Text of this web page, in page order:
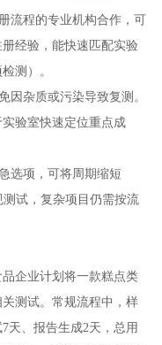
流程的专业机构合作，可
经验，能快速匹配实验
测）。
因杂质或污染导致复测。
验室快速定位重点成
选项，可将周期缩短
试，复杂项目仍需按流
企业计划将一款糕点类
测试。常规流程中，样
天、报告生成2天，总用